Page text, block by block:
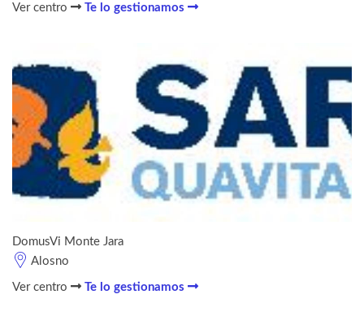
Ver centro Te lo gestionamos
DomusVi Monte Jara
Alosno
Ver centro Te lo gestionamos